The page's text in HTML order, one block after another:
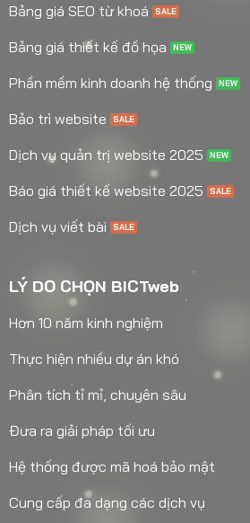
Bảng giá SEO từ khoá
Bảng giá thiết kế đồ họa
Phần mềm kinh doanh hệ thống
Bảo trì website
Dịch vụ quản trị website 2025
Báo giá thiết kế website 2025
Dịch vụ viết bài
LÝ DO CHỌN BICTweb
Hơn 10 năm kinh nghiệm
Thực hiện nhiều dự án khó
Phân tích tỉ mỉ, chuyên sâu
Đưa ra giải pháp tối ưu
Hệ thống được mã hoá bảo mật
Cung cấp đa dạng các dịch vụ